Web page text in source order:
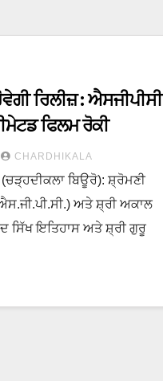
ਰਿਲੀਜ਼ : ਐਸਜੀਪੀਸੀ
ਫਿਲਮ ਰੋਕੀ
CHARDHIKALA
ਬਿਊਰੋ): ਸ਼੍ਰੋਮਣੀ
ਅਤੇ ਸ਼੍ਰੀ ਅਕਾਲ
ਸਿੱਖ ਇਤਿਹਾਸ ਅਤੇ ਸ਼੍ਰੀ ਗੁਰੂ